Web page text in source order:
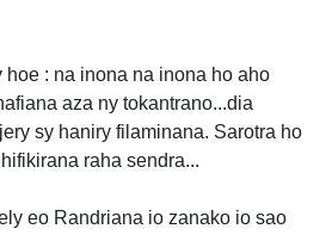
hoe : na inona na inona ho aho
aza ny tokantrano...dia
sy haniry filaminana. Sarotra ho
raha sendra...
eo Randriana io zanako io sao